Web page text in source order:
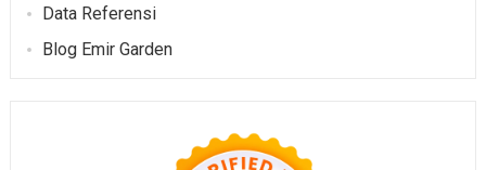
Data Referensi
Blog Emir Garden